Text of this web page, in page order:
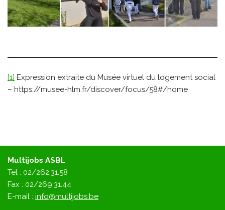
[1] Expression extraite du Musée virtuel du logement social
– https://musee-hlm.fr/discover/focus/58#/home
Multijobs ASBL
Tel : 02/262.31.58
Fax : 02/269.31.44
E-mail : info@multijobs.be